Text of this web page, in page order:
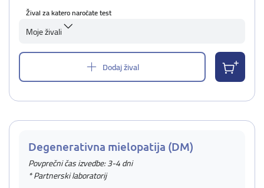
Žival za katero naročate test
Moje živali
Dodaj žival
Degenerativna mielopatija (DM)
Povprečni čas izvedbe: 3-4 dni
* Partnerski laboratorij